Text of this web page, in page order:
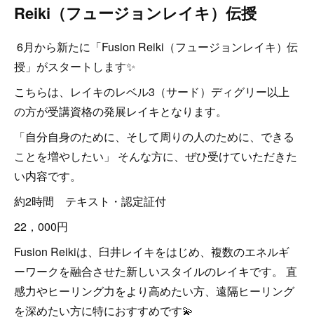
Reiki（フュージョンレイキ）伝授
6月から新たに「Fusion Reiki（フュージョンレイキ）伝
授」がスタートします✨
こちらは、レイキのレベル3（サード）ディグリー以上
の方が受講資格の発展レイキとなります。
「自分自身のために、そして周りの人のために、できる
ことを増やしたい」 そんな方に、ぜひ受けていただきた
い内容です。
約2時間 テキスト・認定証付
22，000円
Fusion Reikiは、臼井レイキをはじめ、複数のエネルギ
ーワークを融合させた新しいスタイルのレイキです。 直
感力やヒーリング力をより高めたい方、遠隔ヒーリング
を深めたい方に特におすすめです💫